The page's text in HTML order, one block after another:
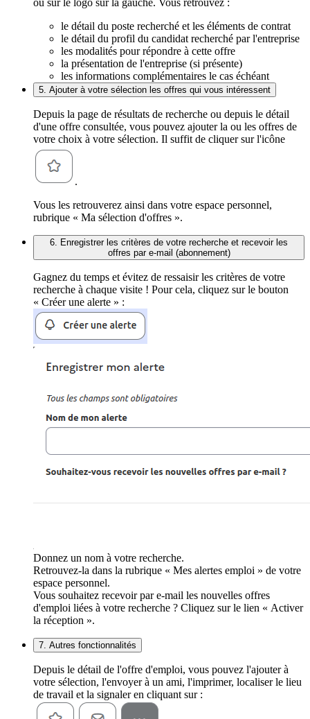
le détail du poste recherché et les éléments de contrat
le détail du profil du candidat recherché par l'entreprise
les modalités pour répondre à cette offre
la présentation de l'entreprise (si présente)
les informations complémentaires le cas échéant
5. Ajouter à votre sélection les offres qui vous intéressent
Depuis la page de résultats de recherche ou depuis le détail
d'une offre consultée, vous pouvez ajouter la ou les offres de
votre choix à votre sélection. Il suffit de cliquer sur l'icône
.
Vous les retrouverez ainsi dans votre espace personnel,
rubrique « Ma sélection d'offres ».
6. Enregistrer les critères de votre recherche et recevoir les
offres par e-mail (abonnement)
Gagnez du temps et évitez de ressaisir les critères de votre
recherche à chaque visite ! Pour cela, cliquez sur le bouton
« Créer une alerte » :
Donnez un nom à votre recherche.
Retrouvez-la dans la rubrique « Mes alertes emploi » de votre
espace personnel.
Vous souhaitez recevoir par e-mail les nouvelles offres
d'emploi liées à votre recherche ? Cliquez sur le lien « Activer
la réception ».
7. Autres fonctionnalités
Depuis le détail de l'offre d'emploi, vous pouvez l'ajouter à
votre sélection, l'envoyer à un ami, l'imprimer, localiser le lieu
de travail et la signaler en cliquant sur :